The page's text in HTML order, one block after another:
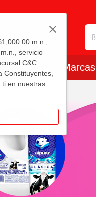
m.n.,
servicio
C&C
Constituyentes,
en nuestras
Carrito Marcas